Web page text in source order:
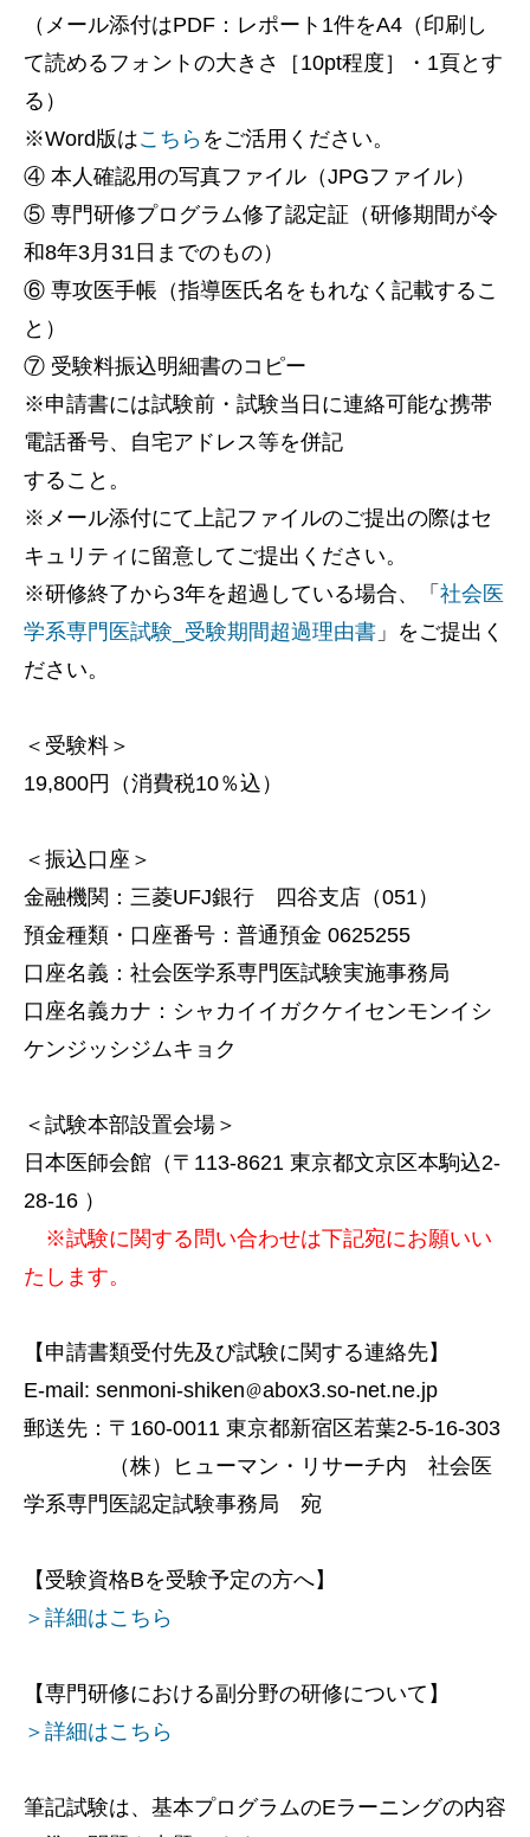
（メール添付はPDF：レポート1件をA4（印刷し
て読めるフォントの大きさ［10pt程度］・1頁とす
る）
※Word版はこちら をご活用ください。
④ 本人確認用の写真ファイル（JPGファイル）
⑤ 専門研修プログラム修了認定証（研修期間が令
和8年3月31日までのもの）
⑥ 専攻医手帳（指導医氏名をもれなく記載するこ
と）
⑦ 受験料振込明細書のコピー
※申請書には試験前・試験当日に連絡可能な携帯
電話番号、自宅アドレス等を併記
すること。
※メール添付にて上記ファイルのご提出の際はセ
キュリティに留意してご提出ください。
※研修終了から3年を超過している場合、「 社会医
学系専門医試験_受験期間超過理由書 」をご提出く
ださい。
＜受験料＞
19,800円（消費税10％込）
＜振込口座＞
金融機関：三菱UFJ銀行 四谷支店（051）
預金種類・口座番号：普通預金 0625255
口座名義：社会医学系専門医試験実施事務局
口座名義カナ：シャカイイガクケイセンモンイシ
ケンジッシジムキョク
＜試験本部設置会場＞
日本医師会館（〒113-8621 東京都文京区本駒込2-
28-16 ）
※試験に関する問い合わせは下記宛にお願いい
たします。
【申請書類受付先及び試験に関する連絡先】
E-mail: senmoni-shiken
abox3.so-net.ne.jp
郵送先：〒160-0011 東京都新宿区若葉2-5-16-303
（株）ヒューマン・リサーチ内 社会医
学系専門医認定試験事務局 宛
【受験資格Bを受験予定の方へ】
＞詳細はこちら
【専門研修における副分野の研修について】
＞詳細はこちら
筆記試験は、基本プログラムのEラーニングの内容